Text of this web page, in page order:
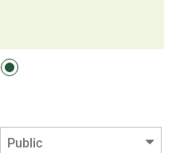
Public